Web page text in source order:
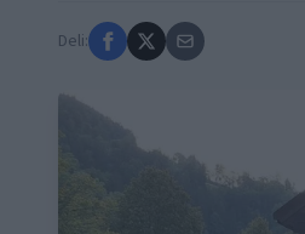
Deli: